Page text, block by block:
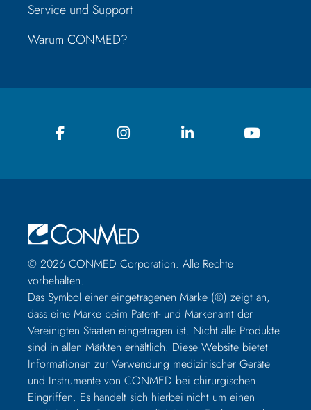
Service und Support
Warum CONMED?
© 2026 CONMED Corporation. Alle Rechte
vorbehalten.
Das Symbol einer eingetragenen Marke (®) zeigt an,
dass eine Marke beim Patent- und Markenamt der
Vereinigten Staaten eingetragen ist. Nicht alle Produkte
sind in allen Märkten erhältlich. Diese Website bietet
Informationen zur Verwendung medizinischer Geräte
und Instrumente von CONMED bei chirurgischen
Eingriffen. Es handelt sich hierbei nicht um einen